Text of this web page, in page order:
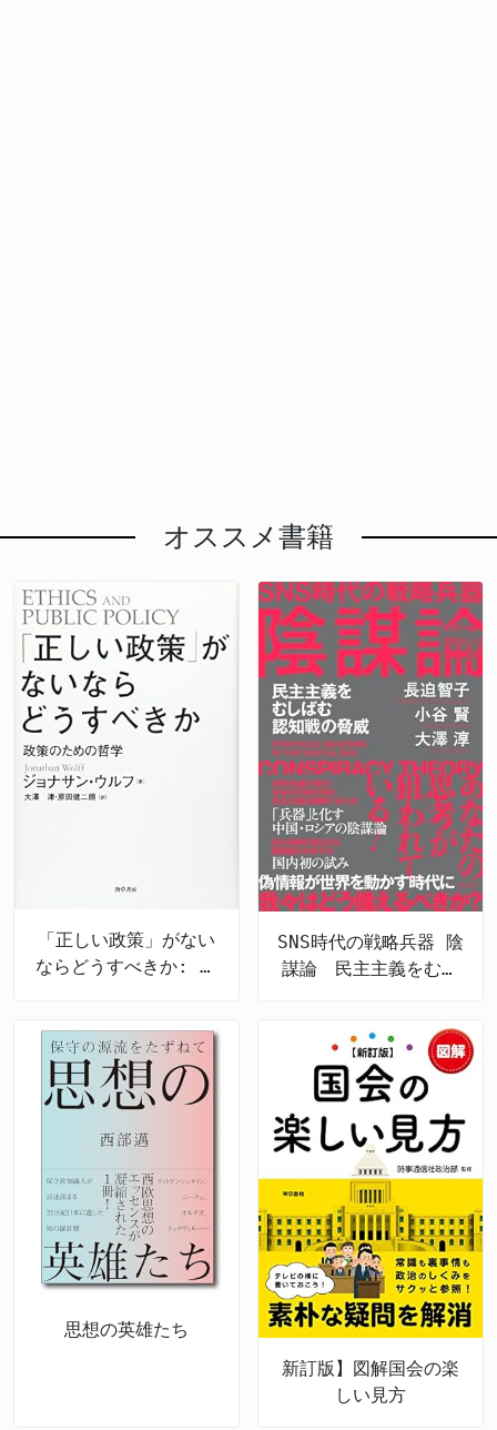
オススメ書籍
「正しい政策」がない
ならどうすべきか: 政
SNS時代の戦略兵器 陰
謀論 民主主義をむし
思想の英雄たち
新訂版】図解国会の楽
しい見方